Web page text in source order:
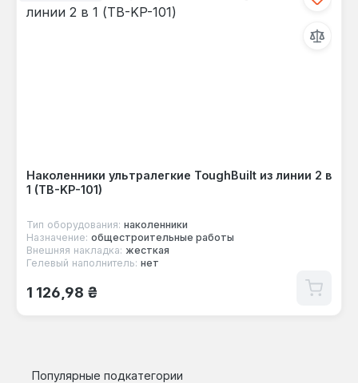
Наколенники ультралегкие ToughBuilt из линии 2 в
1 (TB-KP-101)
Тип оборудования: наколенники
Назначение: общестроительные работы
Внешняя накладка: жесткая
Гелевый наполнитель: нет
Обычная цена:
1 126,98 ₴
Популярные подкатегории